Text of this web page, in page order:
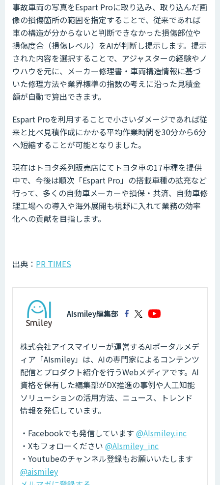
事故車両の写真をEspart Proに取り込み、取り込んだ画
像の損傷箇所の範囲を指定することで、従来であれば
車の構造が分からないと判断できなかった損傷部位や
損傷度合（損傷レベル）をAIが判断し提示します。提示
された内容を選択することで、アジャスターの経験やノ
ウハウを元に、メーカー修理書・車両構造情報に基づ
いた修理方法や業界標準の指数の考えに沿った見積金
額が自動で算出できます。
Espart Proを利用することで小さいダメージであれば従
来と比べ見積作成にかかる平均作業時間を30分から6分
へ短縮することが可能となりました。
現在はトヨタ系列販売店にてトヨタ車の17車種を提供
中で、今後は順次「Espart Pro」の搭載車種の拡充など
行って、多くの自動車メーカーや損保・共済、自動車修
理工場への導入や海外展開も視野に入れて業務の効率
化への貢献を目指します。
出典： PR TIMES
AIsmiley編集部
株式会社アイスマイリーが運営するAIポータルメデ
ィア「AIsmiley」は、AIの専門家によるコンテンツ
配信とプロダクト紹介を行うWebメディアです。AI
資格を保有した編集部がDX推進の事例や人工知能
ソリューションの活用方法、ニュース、トレンド
情報を発信しています。
・Facebookでも発信しています @AIsmiley.inc
・Xもフォローください @AIsmiley_inc
・Youtubeのチャンネル登録もお願いいたします
@aismiley